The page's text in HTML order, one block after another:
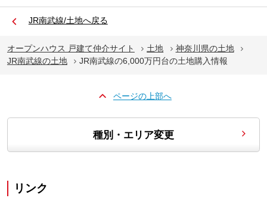
JR南武線/土地へ戻る
オープンハウス 戸建て仲介サイト 土地
神奈川県の土地
JR南武線の土地
JR南武線の6,000万円台の土地購入情報
ページの上部へ
種別・エリア変更
リンク